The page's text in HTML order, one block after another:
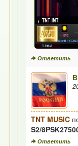
Ответить
TNT MUSIC
S2/
Ответить